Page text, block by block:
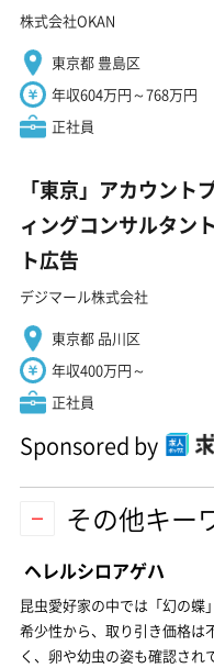
株式会社OKAN
東京都 豊島区
年収604万円～768万円
正社員
「東京」アカウン
ィングコンサルタン
ト広告
デジマール株式会社
東京都 品川区
年収400万円～
正社員
Sponsored by
その他キー
ヘレルシロアゲハ
昆虫愛好家の中では「幻の蝶
希少性から、取り引き価格は
く、卵や幼虫の姿も確認され